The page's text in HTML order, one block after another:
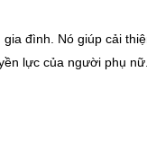
đình. Nó giúp cải
lực của người phụ